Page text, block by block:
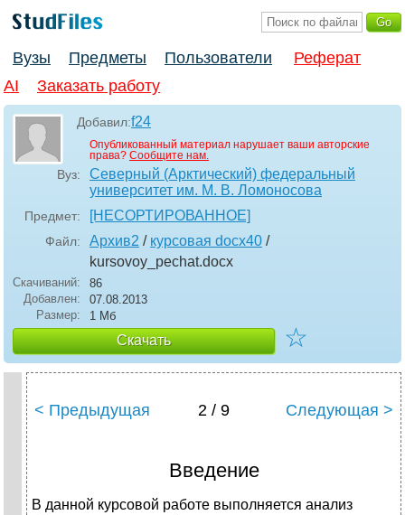
Вузы Предметы Пользователи
Реферат
AI
Заказать работу
Добавил:f24
Опубликованный материал нарушает ваши авторские
права? Сообщите нам.
Вуз:
Северный (Арктический) федеральный
университет им. М. В. Ломоносова
Предмет: [НЕСОРТИРОВАННОЕ]
Файл: Архив2 / курсовая docx40 /
kursovoy_pechat.docx
Скачиваний:
86
Добавлен:
07.08.2013
Размер:
1 Мб
Скачать ☆
< Предыдущая 2 / 9 Следующая >
Введение
В данной курсовой работе выполняется анализ